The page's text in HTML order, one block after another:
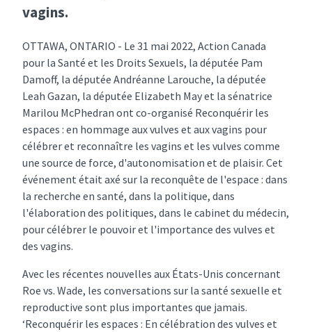
vagins.
OTTAWA, ONTARIO - Le 31 mai 2022, Action Canada
pour la Santé et les Droits Sexuels, la députée Pam
Damoff, la députée Andréanne Larouche, la députée
Leah Gazan, la députée Elizabeth May et la sénatrice
Marilou McPhedran ont co-organisé Reconquérir les
espaces : en hommage aux vulves et aux vagins pour
célébrer et reconnaître les vagins et les vulves comme
une source de force, d'autonomisation et de plaisir. Cet
événement était axé sur la reconquête de l'espace : dans
la recherche en santé, dans la politique, dans
l'élaboration des politiques, dans le cabinet du médecin,
pour célébrer le pouvoir et l'importance des vulves et
des vagins.
Avec les récentes nouvelles aux États-Unis concernant
Roe vs. Wade, les conversations sur la santé sexuelle et
reproductive sont plus importantes que jamais.
‘Reconquérir les espaces : En célébration des vulves et